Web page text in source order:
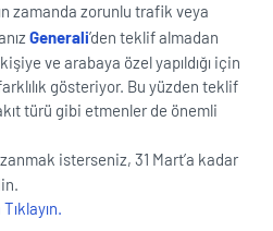
zamanda zorunlu trafik veya
Generali’den teklif almadan
ve arabaya özel yapıldığı için
gösteriyor. Bu yüzden teklif
türü gibi etmenler de önemli
isterseniz, 31 Mart’a kadar